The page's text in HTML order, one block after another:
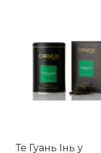
Те Гуань Інь у